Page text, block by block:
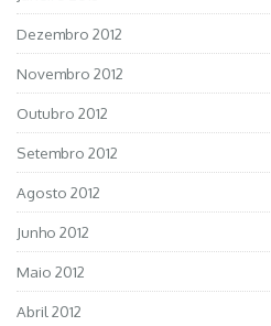
Dezembro 2012
Novembro 2012
Outubro 2012
Setembro 2012
Agosto 2012
Junho 2012
Maio 2012
Abril 2012